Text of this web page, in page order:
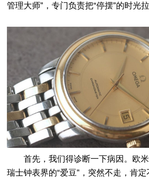
管理大师”，专门负责把“停摆”的时光拉
首先，我们得诊断一下病因。欧米
瑞士钟表界的“爱豆”，突然不走，肯定